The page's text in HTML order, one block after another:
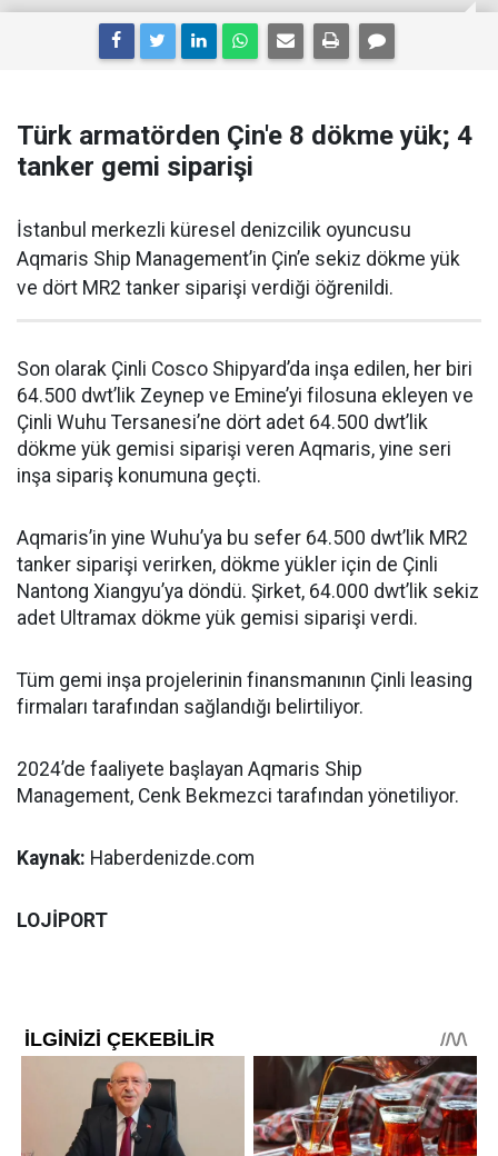
Türk armatörden Çin'e 8 dökme yük; 4
tanker gemi siparişi
İstanbul merkezli küresel denizcilik oyuncusu
Aqmaris Ship Management’in Çin’e sekiz dökme yük
ve dört MR2 tanker siparişi verdiği öğrenildi.
Son olarak Çinli Cosco Shipyard’da inşa edilen, her biri
64.500 dwt’lik Zeynep ve Emine’yi filosuna ekleyen ve
Çinli Wuhu Tersanesi’ne dört adet 64.500 dwt’lik
dökme yük gemisi siparişi veren Aqmaris, yine seri
inşa sipariş konumuna geçti.
Aqmaris’in yine Wuhu’ya bu sefer 64.500 dwt’lik MR2
tanker siparişi verirken, dökme yükler için de Çinli
Nantong Xiangyu’ya döndü. Şirket, 64.000 dwt’lik sekiz
adet Ultramax dökme yük gemisi siparişi verdi.
Tüm gemi inşa projelerinin finansmanının Çinli leasing
firmaları tarafından sağlandığı belirtiliyor.
2024’de faaliyete başlayan Aqmaris Ship
Management, Cenk Bekmezci tarafından yönetiliyor.
Kaynak: Haberdenizde.com
LOJİPORT